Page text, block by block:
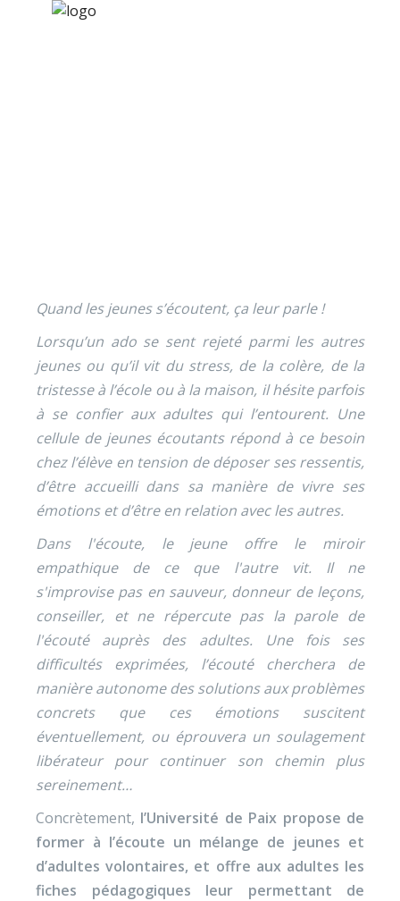
Quand les jeunes s’écoutent, ça leur parle !
Lorsqu’un ado se sent rejeté parmi les autres
jeunes ou qu’il vit du stress, de la colère, de la
tristesse à l’école ou à la maison, il hésite parfois
à se confier aux adultes qui l’entourent. Une
cellule de jeunes écoutants répond à ce besoin
chez l’élève en tension de déposer ses ressentis,
d’être accueilli dans sa manière de vivre ses
émotions et d’être en relation avec les autres.
Dans l'écoute, le jeune offre le miroir
empathique de ce que l'autre vit. Il ne
s'improvise pas en sauveur, donneur de leçons,
conseiller, et ne répercute pas la parole de
l'écouté auprès des adultes. Une fois ses
difficultés exprimées, l’écouté cherchera de
manière autonome des solutions aux problèmes
concrets que ces émotions suscitent
éventuellement, ou éprouvera un soulagement
libérateur pour continuer son chemin plus
sereinement…
Concrètement, l’Université de Paix propose de
former à l’écoute un mélange de jeunes et
d’adultes volontaires, et offre aux adultes les
fiches pédagogiques leur permettant de